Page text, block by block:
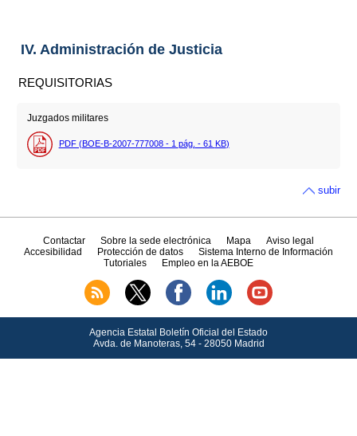
IV. Administración de Justicia
REQUISITORIAS
Juzgados militares
PDF (BOE-B-2007-777008 - 1 pág. - 61 KB)
subir
Contactar Sobre la sede electrónica Mapa
Aviso legal
Accesibilidad
Protección de datos
Sistema Interno de Información
Tutoriales
Empleo en la AEBOE
Agencia Estatal Boletín Oficial del Estado
Avda.de Manoteras, 54 - 28050 Madrid